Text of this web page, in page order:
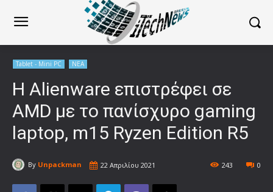
Tablet - Mini PC ΝΕΑ
H Alienware επιστρέφει σε
AMD με το πανίσχυρο gaming
laptop, m15 Ryzen Edition R5
By Unpackman 22 Απριλίου 2021 0
243